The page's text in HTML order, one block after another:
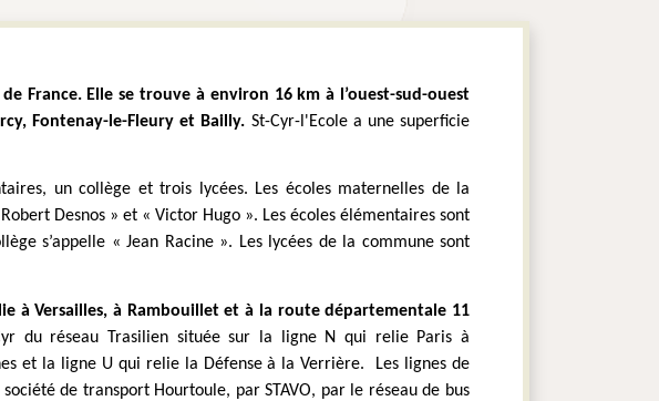
France. Elle se trouve à environ 16 km à l’ouest-sud-ouest
Fontenay-le-Fleury et Bailly. St-Cyr-l'Ecole a une superficie
un collège et trois lycées. Les écoles maternelles de la
Desnos » et « Victor Hugo ». Les écoles élémentaires sont
s’appelle « Jean Racine ». Les lycées de la commune sont
à Versailles, à Rambouillet et à la route départementale 11
du réseau Trasilien située sur la ligne N qui relie Paris à
et la ligne U qui relie la Défense à la Verrière.  Les lignes de
de transport Hourtoule, par STAVO, par le réseau de bus